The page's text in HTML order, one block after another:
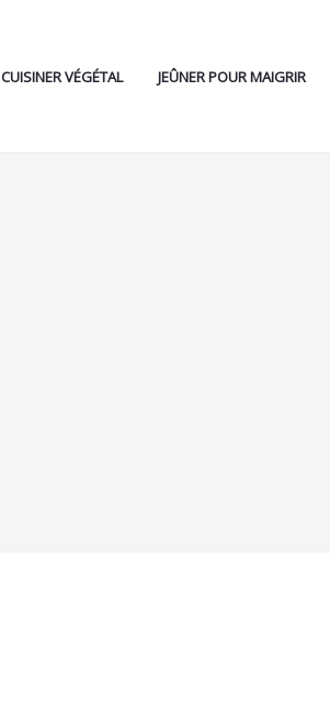
CUISINER VÉGÉTAL JEÛNER POUR MAIGRIR